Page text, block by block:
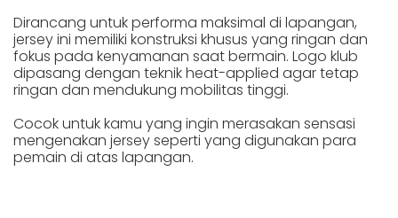
Dirancang untuk performa maksimal di lapangan,
jersey ini memiliki konstruksi khusus yang ringan dan
fokus pada kenyamanan saat bermain. Logo klub
dipasang dengan teknik heat-applied agar tetap
ringan dan mendukung mobilitas tinggi.
Cocok untuk kamu yang ingin merasakan sensasi
mengenakan jersey seperti yang digunakan para
pemain di atas lapangan.